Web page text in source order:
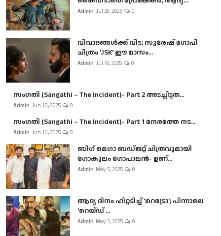
Admin Jul 28, 2025 0
വിവാദങ്ങൾക്ക് വിട; സുരേഷ് ഗോപി
ചിത്രം 'JSK' ഈ മാസം...
Admin Jul 16, 2025 0
സംഗതി (Sangathi – The Incident)- Part 2 അടച്ചിട്ടത...
Admin Jun 10, 2025 0
സംഗതി (Sangathi – The Incident)- Part 1 നേരത്തേ നട...
Admin Jun 10, 2025 0
ബി​ഗ് മെഗാ ബഡ്ജറ്റ് ചിത്രവുമായി
ഗോകുലം ഗോപാലൻ- ഉണ്...
Admin May 5, 2025 0
ആദ്യ ദിനം ഹിറ്റടിച്ച് 'റെട്രോ'; പിന്നാലെ
'റെയ്ഡ് ...
Admin May 3, 2025 0